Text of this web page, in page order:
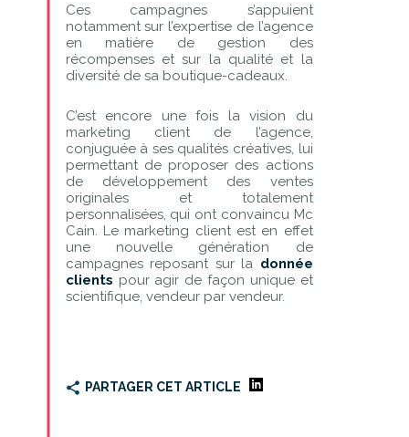
Ces campagnes s’appuient
notamment sur l’expertise de l’agence
en matière de gestion des
récompenses et sur la qualité et la
diversité de sa boutique-cadeaux.
C’est encore une fois la vision du
marketing client de l’agence,
conjuguée à ses qualités créatives, lui
permettant de proposer des actions
de développement des ventes
originales et totalement
personnalisées, qui ont convaincu Mc
Cain. Le marketing client est en effet
une nouvelle génération de
campagnes reposant sur la donnée
clients pour agir de façon unique et
scientifique, vendeur par vendeur.
PARTAGER CET ARTICLE